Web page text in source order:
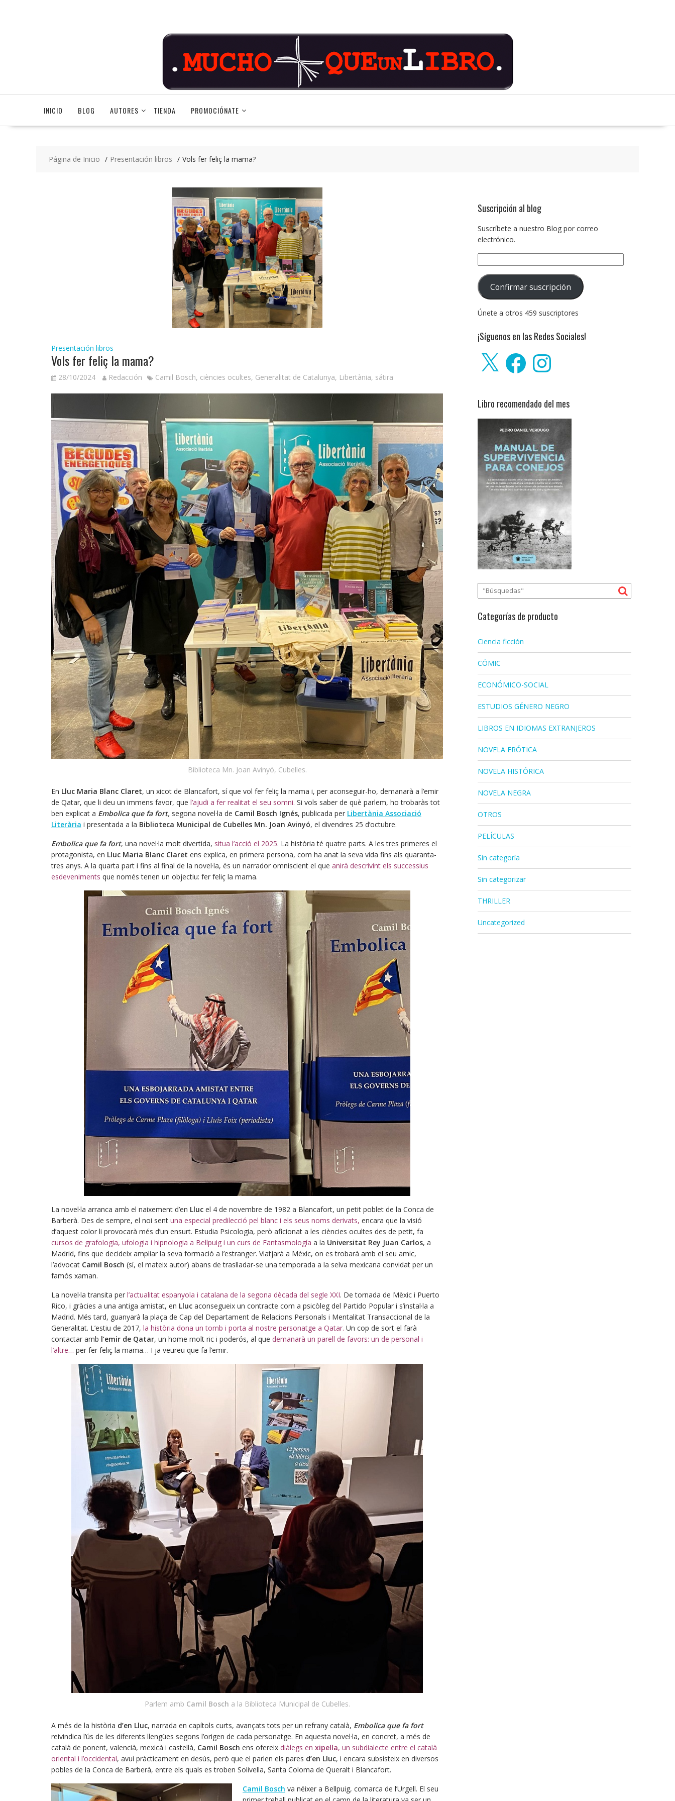
INICIO BLOG AUTORES TIENDA PROMOCIÓNATE
Página de Inicio Presentación libros Vols fer feliç la mama?
Presentación libros
Vols fer feliç la mama?
28/10/2024 Redacción Camil Bosch, ciències ocultes, Generalitat de Catalunya, Libertània, sátira
Biblioteca Mn. Joan Avinyó, Cubelles.
En Lluc Maria Blanc Claret, un xicot de Blancafort, sí que vol fer feliç la mama i, per aconseguir-ho, demanarà a l’emir
de Qatar, que li deu un immens favor, que l’ajudi a fer realitat el seu somni. Si vols saber de què parlem, ho trobaràs tot
ben explicat a Embolica que fa fort, segona novel·la de Camil Bosch Ignés, publicada per Libertània Associació
Literària i presentada a la Biblioteca Municipal de Cubelles Mn. Joan Avinyó, el divendres 25 d’octubre.
Embolica que fa fort, una novel·la molt divertida, situa l’acció el 2025. La història té quatre parts. A les tres primeres el
protagonista, en Lluc Maria Blanc Claret ens explica, en primera persona, com ha anat la seva vida fins als quaranta-
tres anys. A la quarta part i fins al final de la novel·la, és un narrador omniscient el que anirà descrivint els successius
esdeveniments que només tenen un objectiu: fer feliç la mama.
La novel·la arranca amb el naixement d’en Lluc el 4 de novembre de 1982 a Blancafort, un petit poblet de la Conca de
Barberà. Des de sempre, el noi sent una especial predilecció pel blanc i els seus noms derivats, encara que la visió
d’aquest color li provocarà més d’un ensurt. Estudia Psicologia, però aficionat a les ciències ocultes des de petit, fa
cursos de grafologia, ufologia i hipnologia a Bellpuig i un curs de Fantasmología a la Universitat Rey Juan Carlos, a
Madrid, fins que decideix ampliar la seva formació a l’estranger. Viatjarà a Mèxic, on es trobarà amb el seu amic,
l’advocat Camil Bosch (sí, el mateix autor) abans de traslladar-se una temporada a la selva mexicana convidat per un
famós xaman.
La novel·la transita per l’actualitat espanyola i catalana de la segona dècada del segle XXI. De tornada de Mèxic i Puerto
Rico, i gràcies a una antiga amistat, en Lluc aconsegueix un contracte com a psicòleg del Partido Popular i s’instal·la a
Madrid. Més tard, guanyarà la plaça de Cap del Departament de Relacions Personals i Mentalitat Transaccional de la
Generalitat. L’estiu de 2017, la història dona un tomb i porta al nostre personatge a Qatar. Un cop de sort el farà
contactar amb l’emir de Qatar, un home molt ric i poderós, al que demanarà un parell de favors: un de personal i
l’altre… per fer feliç la mama… I ja veureu que fa l’emir.
Parlem amb Camil Bosch a la Biblioteca Municipal de Cubelles.
A més de la història d’en Lluc, narrada en capítols curts, avançats tots per un refrany català, Embolica que fa fort
reivindica l’ús de les diferents llengües segons l’origen de cada personatge. En aquesta novel·la, en concret, a més de
català de ponent, valencià, mexicà i castellà, Camil Bosch ens ofereix diàlegs en xipella, un subdialecte entre el català
oriental i l’occidental, avui pràcticament en desús, però que el parlen els pares d’en Lluc, i encara subsisteix en diversos
pobles de la Conca de Barberà, entre els quals es troben Solivella, Santa Coloma de Queralt i Blancafort.
Camil Bosch va néixer a Bellpuig, comarca de l’Urgell. El seu
Suscripción al blog
Suscríbete a nuestro Blog por correo
electrónico.
de
correo
electrónico:
Confirmar suscripción
Únete a otros 459 suscriptores
¡Síguenos en las Redes Sociales!
FacebookInstagram
Libro recomendado del mes
Categorías de producto
Ciencia ficción
CÓMIC
ECONÓMICO-SOCIAL
ESTUDIOS GÉNERO NEGRO
LIBROS EN IDIOMAS EXTRANJEROS
NOVELA ERÓTICA
NOVELA HISTÓRICA
NOVELA NEGRA
OTROS
PELÍCULAS
Sin categoría
Sin categorizar
THRILLER
Uncategorized